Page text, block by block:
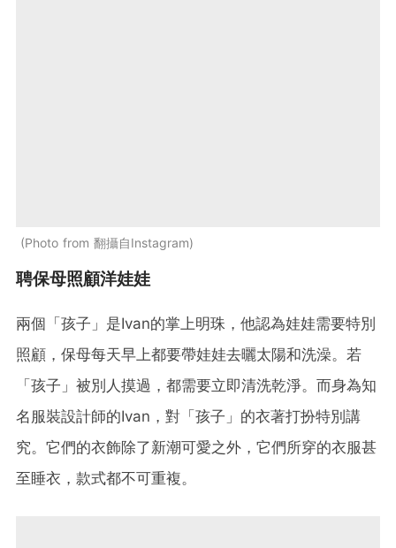
Photo from 翻攝自Instagram
聘保母照顧洋娃娃
兩個「孩子」是Ivan的掌上明珠，他認為娃娃需要特別
照顧，保母每天早上都要帶娃娃去曬太陽和洗澡。若
「孩子」被別人摸過，都需要立即清洗乾淨。而身為知
名服裝設計師的Ivan，對「孩子」的衣著打扮特別講
究。它們的衣飾除了新潮可愛之外，它們所穿的衣服甚
至睡衣，款式都不可重複。